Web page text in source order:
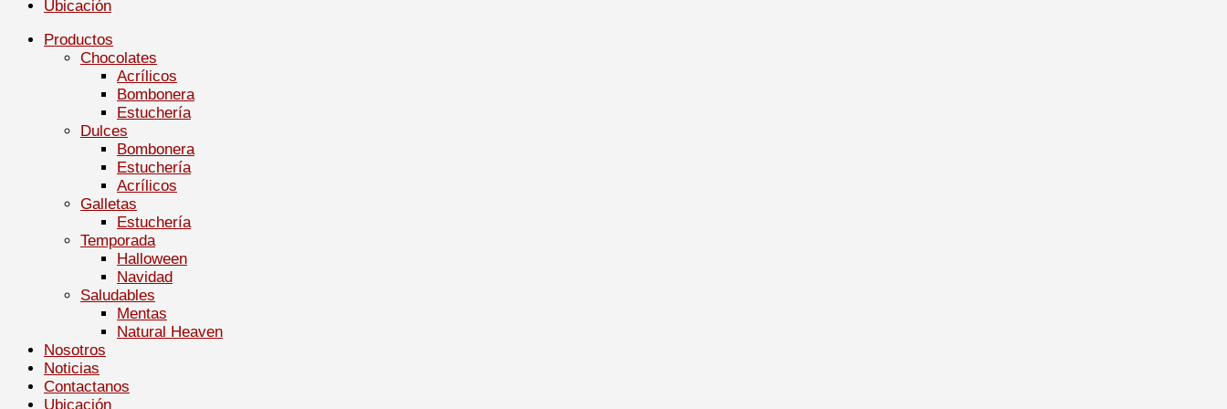
Ubicación
Productos
Chocolates
Acrílicos
Bombonera
Estuchería
Dulces
Bombonera
Estuchería
Acrílicos
Galletas
Estuchería
Temporada
Halloween
Navidad
Saludables
Mentas
Natural Heaven
Nosotros
Noticias
Contactanos
Ubicación